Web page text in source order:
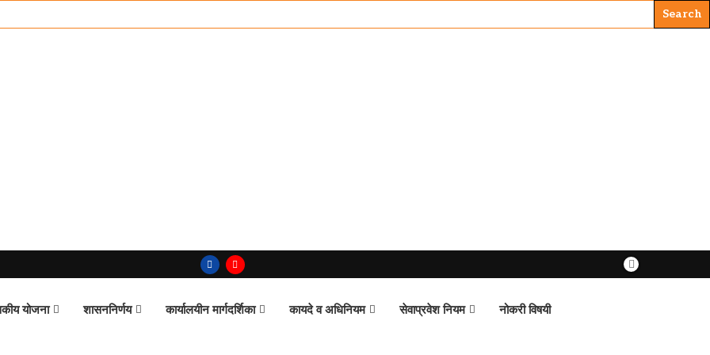
योजना शासननिर्णय कार्यालयीन मार्गदर्शिका कायदे व अधिनियम सेवाप्रवेश नियम नोकरी विषयी